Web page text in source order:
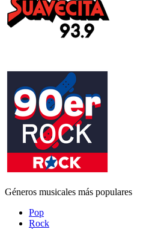
Géneros musicales más populares
Pop
Rock